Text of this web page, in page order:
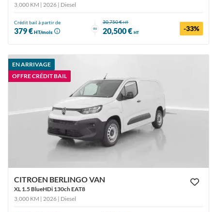
3,000 KM | 2026 | Diesel
Crédit bail à partir de
379 €HT/mois
ou
30,750 €HT
20,500 € HT -33%
EN ARRIVAGE
OFFRE CRÉDIT BAIL
CITROEN BERLINGO VAN
XL 1.5 BlueHDi 130ch EAT8
3,000 KM | 2026 | Diesel